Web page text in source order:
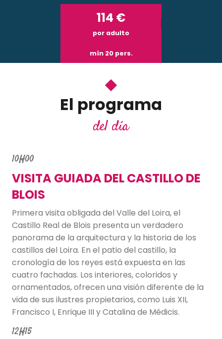
114 €
por adulto
mín 20 pers.
El programa
del día
10H00
VISITA GUIADA DEL CASTILLO DE
BLOIS
Primera visita obligada del Valle del Loira, el
Castillo Real de Blois presenta un verdadero
panorama de la arquitectura y la historia de los
castillos del Loira. En el patio del castillo, la
cronología de los reyes está expuesta en las
cuatro fachadas. Los interiores, coloridos y
ornamentados, ofrecen una visión diferente de la
vida de sus ilustres propietarios, como Luis XII,
Francisco I, Enrique III y Catalina de Médicis.
12H15